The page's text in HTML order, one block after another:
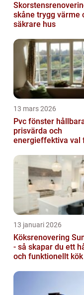
skåne trygg värme och
säkrare hus
13 mars 2026
Pvc fönster hållbara,
prisvärda och
energieffektiva val
13 januari 2026
Köksrenovering
- så skapar du ett
och funktionellt kök